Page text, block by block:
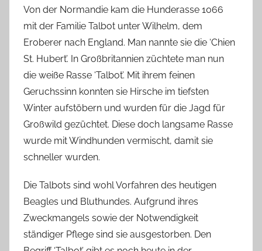
Von der Normandie kam die Hunderasse 1066
mit der Familie Talbot unter Wilhelm, dem
Eroberer nach England. Man nannte sie die ‘Chien
St. Hubert’. In Großbritannien züchtete man nun
die weiße Rasse ‘Talbot’. Mit ihrem feinen
Geruchssinn konnten sie Hirsche im tiefsten
Winter aufstöbern und wurden für die Jagd für
Großwild gezüchtet. Diese doch langsame Rasse
wurde mit Windhunden vermischt, damit sie
schneller wurden.
Die Talbots sind wohl Vorfahren des heutigen
Beagles und Bluthundes. Aufgrund ihres
Zweckmangels sowie der Notwendigkeit
ständiger Pflege sind sie ausgestorben. Den